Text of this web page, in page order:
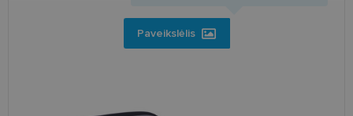
Paveikslėlis